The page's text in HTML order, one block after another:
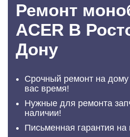
Ремонт
ACER В
Дону
Срочный ремонт на
вас время!
Нужные для ремонта
наличии!
Письменная гарантия